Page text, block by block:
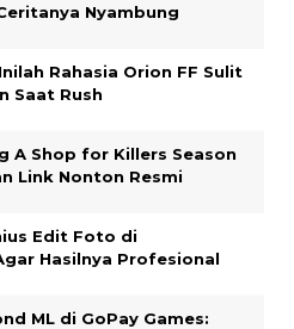
Nyambung
Rahasia Orion FF Sulit
Saat Rush
A Shop for Killers Season
Link Nonton Resmi
Edit Foto di
Hasilnya Profesional
ML di GoPay Games: